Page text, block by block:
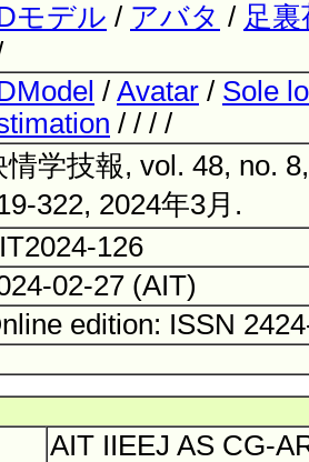
モデル / アバタ / 足
/ Avatar / Sole
/ / / /
情学技報, vol. 48, no.
322, 2024年3月.
126
02-27 (AIT)
edition: ISSN
AIT IIEEJ AS CG-